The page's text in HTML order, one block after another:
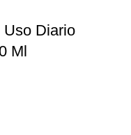
Diario
Ml